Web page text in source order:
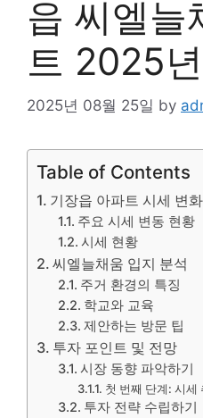
읍 씨엘늘
트 2025
2025년 08월 25일 by
Table of Contents
기장읍 아파트 시세 변화
주요 시세 변동 현황
시세 현황
씨엘늘채움 입지 분석
주거 환경의 특징
학교와 교육
제안하는 방문 팁
투자 포인트 및 전망
시장 동향 파악하기
첫 번째 단계: 시세
투자 전략 수립하기